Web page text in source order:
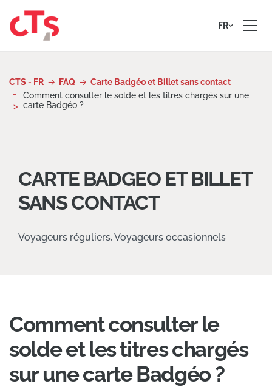
FR
CTS - FR FAQ
Carte Badgéo et Billet sans contact
Comment consulter le solde et les titres chargés sur une
carte Badgéo ?
CARTE BADGEO ET BILLET
SANS CONTACT
Voyageurs réguliers, Voyageurs occasionnels
Comment consulter le
solde et les titres chargés
sur une carte Badgéo ?